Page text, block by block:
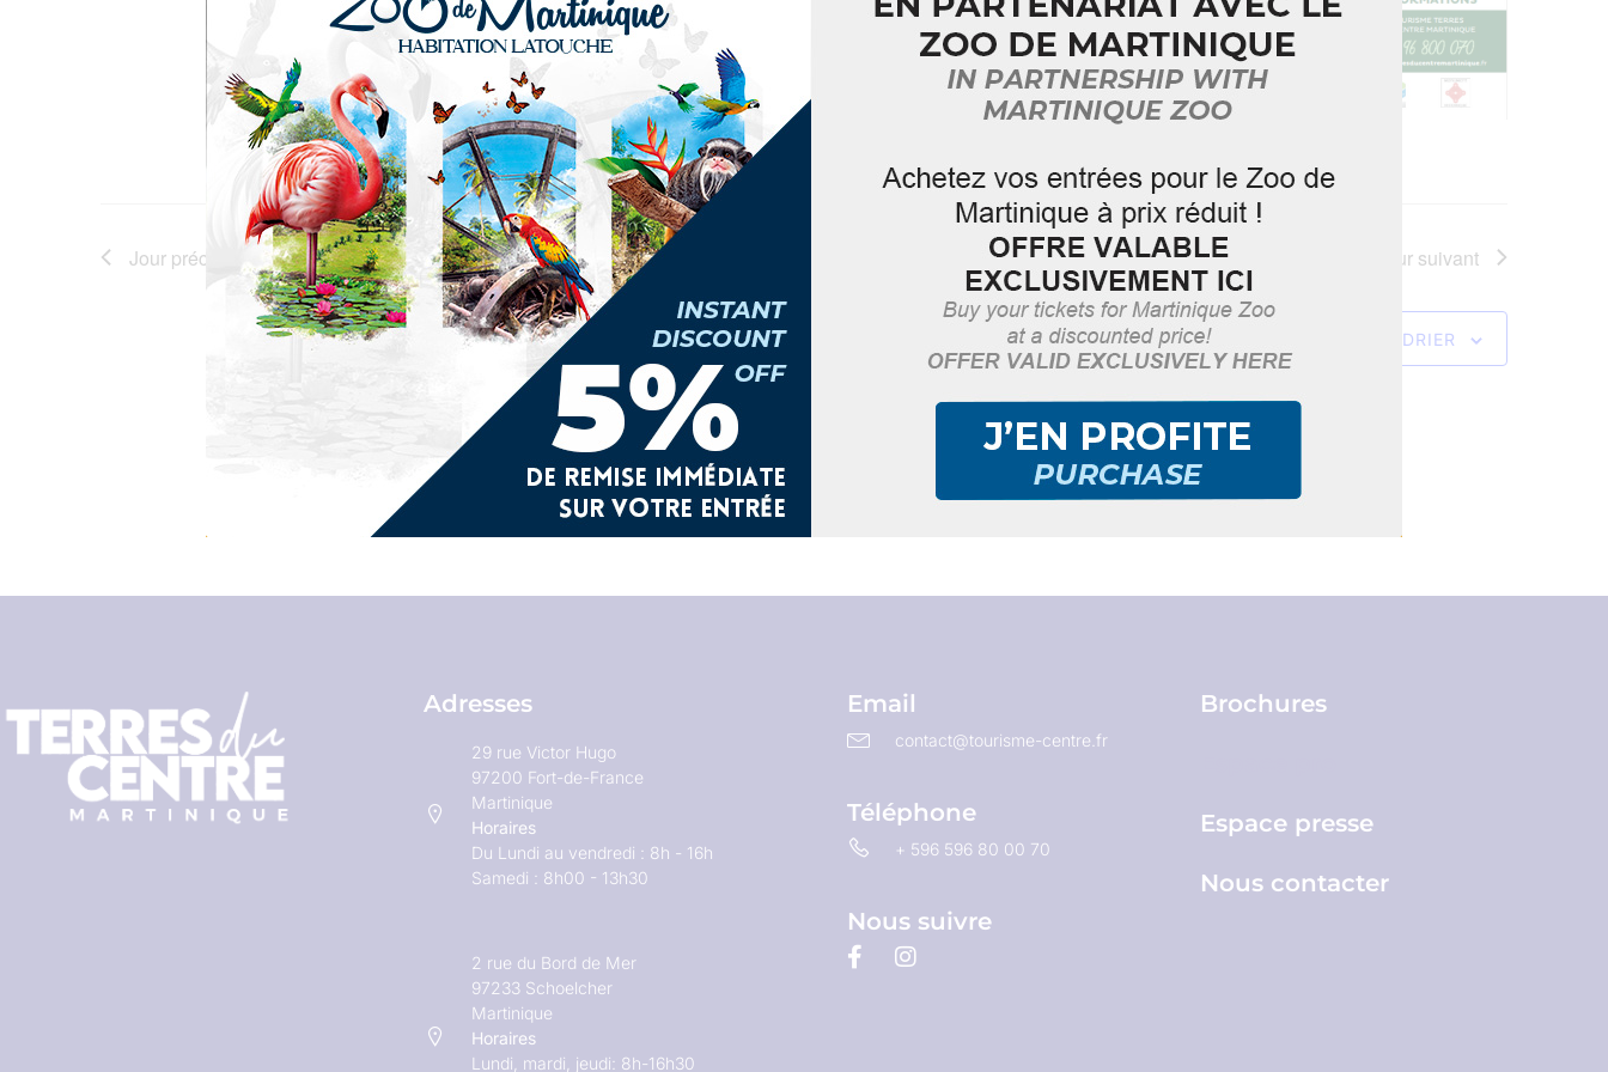
Jour précédent Jour suivant
S’ABONNER AU CALENDRIER
Adresses
29 rue Victor Hugo
97200 Fort-de-France
Martinique
Horaires
Du Lundi au vendredi : 8h - 16h
Samedi : 8h00 - 13h30
2 rue du Bord de Mer
97233 Schoelcher
Martinique
Horaires
Lundi, mardi, jeudi: 8h-16h30
Email
contact@tourisme-centre.fr
Téléphone
+ 596 596 80 00 70
Nous suivre
Brochures
Espace presse
Nous contacter